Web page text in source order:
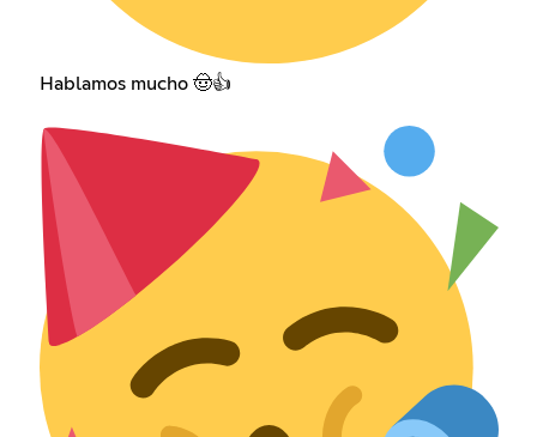
Hablamos mucho 🤠👍